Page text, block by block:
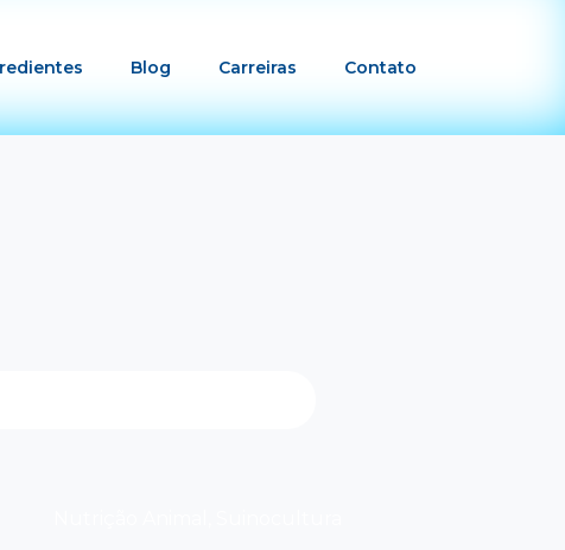
Blog Carreiras Contato